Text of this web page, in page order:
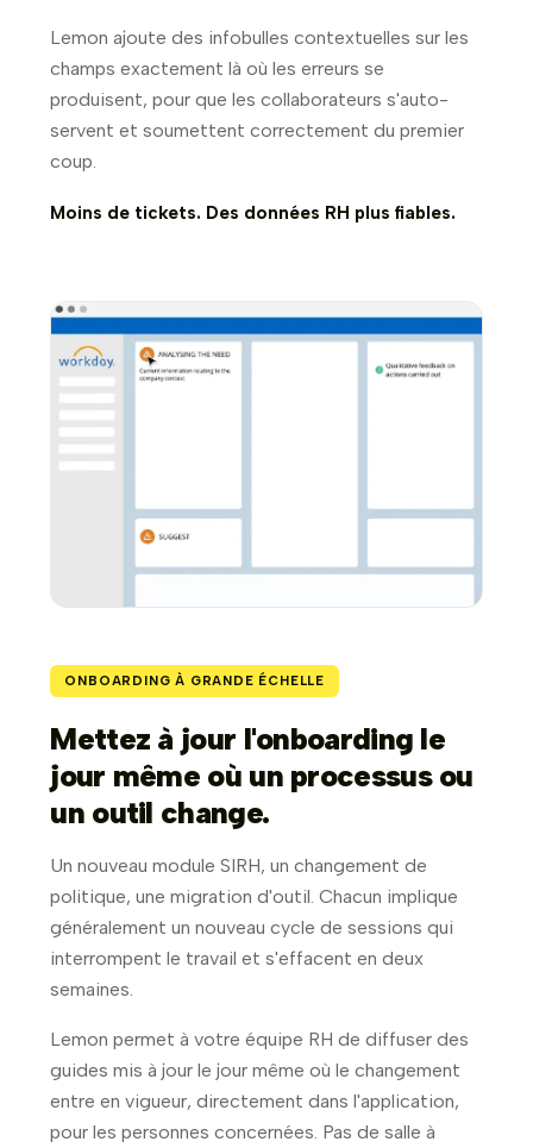
Lemon ajoute des infobulles contextuelles sur les
champs exactement là où les erreurs se
produisent, pour que les collaborateurs s'auto-
servent et soumettent correctement du premier
coup.
Moins de tickets. Des données RH plus fiables.
ONBOARDING À GRANDE ÉCHELLE
Mettez à jour l'onboarding le
jour même où un processus ou
un outil change.
Un nouveau module SIRH, un changement de
politique, une migration d'outil. Chacun implique
généralement un nouveau cycle de sessions qui
interrompent le travail et s'effacent en deux
semaines.
Lemon permet à votre équipe RH de diffuser des
guides mis à jour le jour même où le changement
entre en vigueur, directement dans l'application,
pour les personnes concernées. Pas de salle à